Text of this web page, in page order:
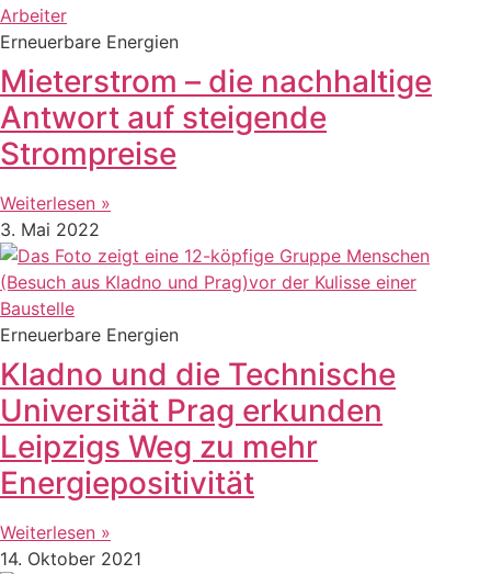
Erneuerbare Energien
Mieterstrom – die nachhaltige
Antwort auf steigende
Strompreise
Weiterlesen »
3. Mai 2022
Erneuerbare Energien
Kladno und die Technische
Universität Prag erkunden
Leipzigs Weg zu mehr
Energiepositivität
Weiterlesen »
14. Oktober 2021